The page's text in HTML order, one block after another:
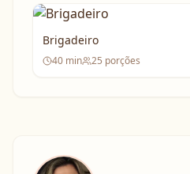
Brigadeiro
40 min 25 porções